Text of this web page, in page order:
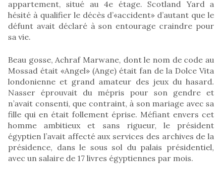
appartement, situé au 4e étage. Scotland Yard a
hésité à qualifier le décès d’«accident» d’autant que le
défunt avait déclaré à son entourage craindre pour
sa vie.
Beau gosse, Achraf Marwane, dont le nom de code au
Mossad était «Angel» (Ange) était fan de la Dolce Vita
londonienne et grand amateur des jeux du hasard.
Nasser éprouvait du mépris pour son gendre et
n’avait consenti, que contraint, à son mariage avec sa
fille qui en était follement éprise. Méfiant envers cet
homme ambitieux et sans rigueur, le président
égyptien l’avait affecté aux services des archives de la
présidence, dans le sous sol du palais présidentiel,
avec un salaire de 17 livres égyptiennes par mois.